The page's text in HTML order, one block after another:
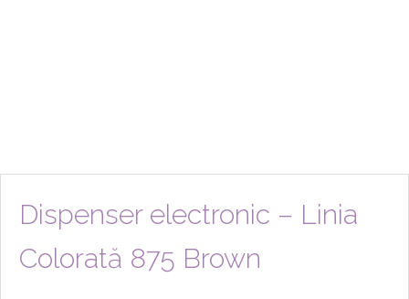
Dispenser electronic – Linia
Colorată 875 Brown